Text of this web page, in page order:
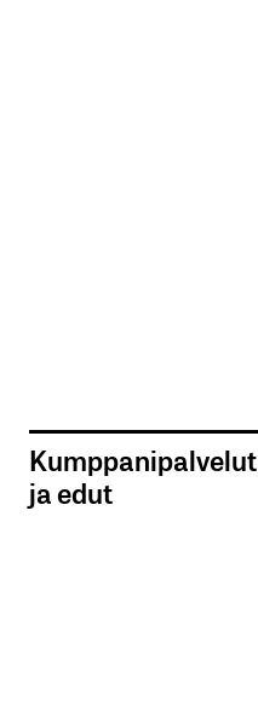
Kumppanipalvelut
ja edut